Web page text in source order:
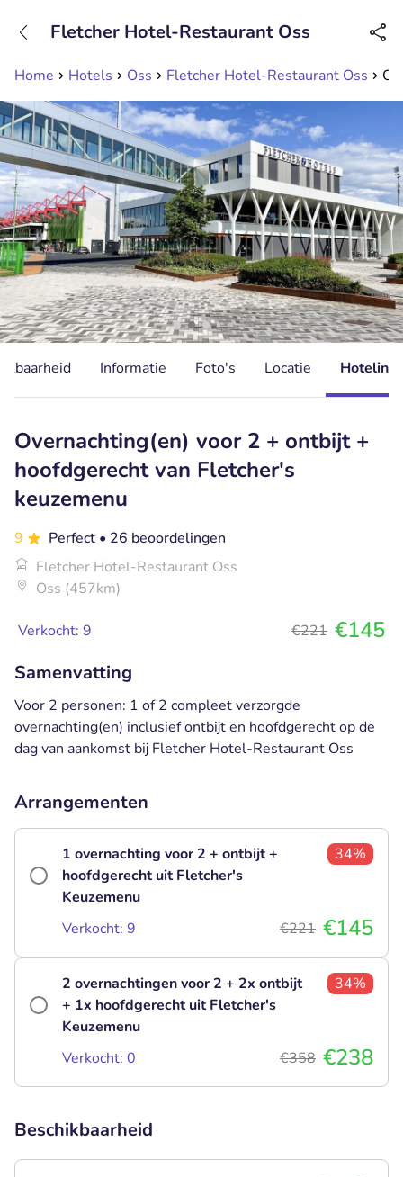
Bereikbaar tot 23:00 uur
Home Hotels Oss Fletcher Hotel-Restaurant Oss
Fletcher Hotel-Restaurant Oss
Informatie Foto's Locatie Hotelinfo
Overnachting(en) voor 2 + ontbijt +
hoofdgerecht van Fletcher's
keuzemenu
9 Perfect • 26 beoordelingen
Fletcher Hotel-Restaurant Oss
Oss (457km)
Verkocht: 9 €221 €145
Samenvatting
Voor 2 personen: 1 of 2 compleet verzorgde
overnachting(en) inclusief ontbijt en hoofdgerecht op de
dag van aankomst bij Fletcher Hotel-Restaurant Oss
Arrangementen
1 overnachting voor 2 + ontbijt +
hoofdgerecht uit Fletcher's
Keuzemenu
34%
Verkocht: 9 €221 €145
2 overnachtingen voor 2 + 2x ontbijt
+ 1x hoofdgerecht uit Fletcher's
Keuzemenu
34%
Verkocht: 0 €358 €238
Beschikbaarheid